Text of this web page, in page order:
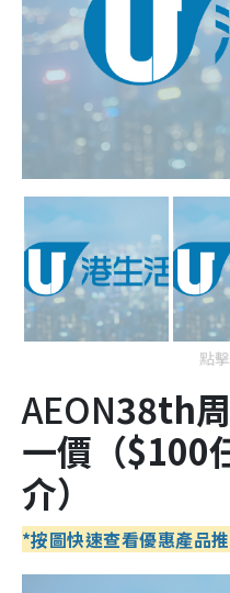
點
AEON38th
一價 （$100
介）
*按圖快速查看優惠產品